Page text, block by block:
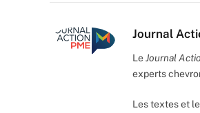
Journal
LeJournal
experts
Les textes et